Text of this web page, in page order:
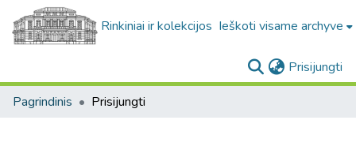
Rinkiniai ir kolekcijos Ieškoti visame archyve
Prisijungti
Pagrindinis Prisijungti